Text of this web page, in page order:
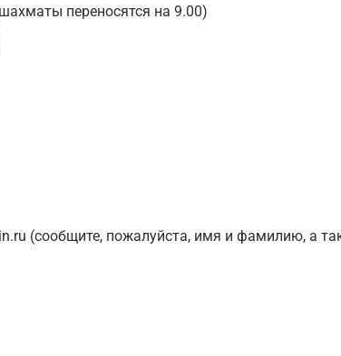
переносятся на 9.00)
(сообщите, пожалуйста, имя и фамилию, а